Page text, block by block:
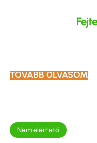
TOVÁBB OLVASOM
Nem elérhető